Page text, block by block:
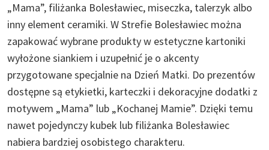
„Mama”, filiżanka Bolesławiec, miseczka, talerzyk albo
inny element ceramiki. W Strefie Bolesławiec można
zapakować wybrane produkty w estetyczne kartoniki
wyłożone siankiem i uzupełnić je o akcenty
przygotowane specjalnie na Dzień Matki. Do prezentów
dostępne są etykietki, karteczki i dekoracyjne dodatki z
motywem „Mama” lub „Kochanej Mamie”. Dzięki temu
nawet pojedynczy kubek lub filiżanka Bolesławiec
nabiera bardziej osobistego charakteru.